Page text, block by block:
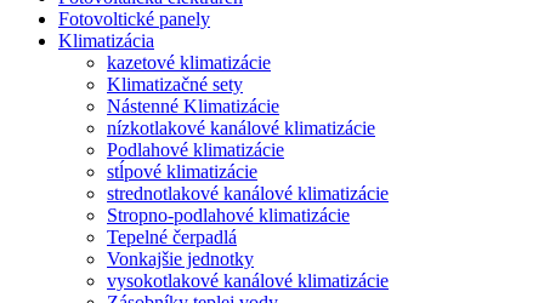
Fotovoltické panely
Klimatizácia
kazetové klimatizácie
Klimatizačné sety
Nástenné Klimatizácie
nízkotlakové kanálové klimatizácie
Podlahové klimatizácie
stĺpové klimatizácie
strednotlakové kanálové klimatizácie
Stropno-podlahové klimatizácie
Tepelné čerpadlá
Vonkajšie jednotky
vysokotlakové kanálové klimatizácie